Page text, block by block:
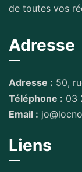
de toutes vos
Adresse
Adresse : 50,
Téléphone : 03
Email :
Liens